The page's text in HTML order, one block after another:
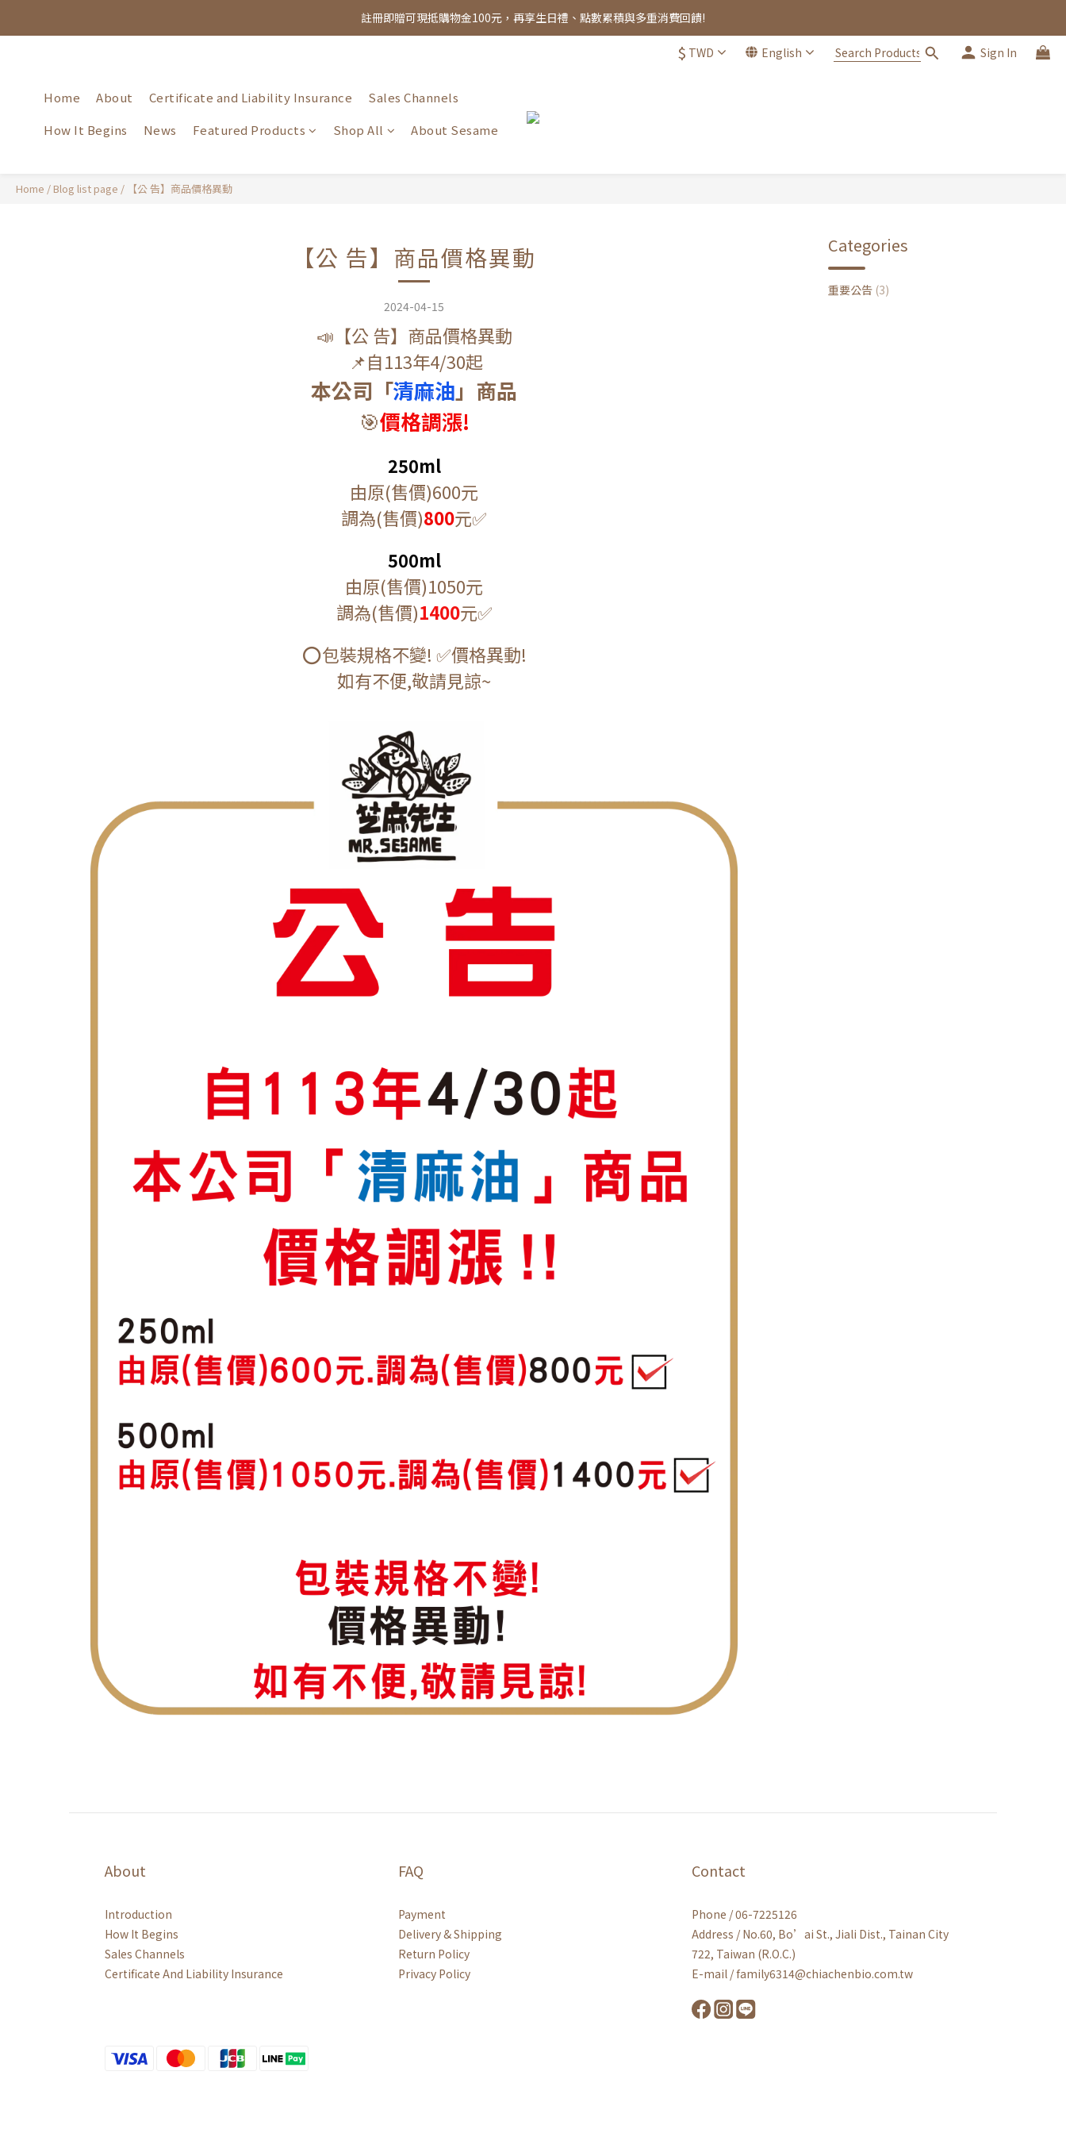
註冊即贈可現抵購物金100元，再享生日禮、點數累積與多重消費回饋!
註冊即贈可現抵購物金100元，再享生日禮、點數累積與多重消費回饋!
$ TWD English Sign In
Home About Certificate and Liability Insurance
Sales Channels
How It Begins
News Featured Products Shop All About Sesame
Home / Blog list page / 【公 告】商品價格異動
【公 告】商品價格異動
2024-04-15
📣【公 告】商品價格異動
📌自113年4/30起
本公司「清麻油」商品
🎯價格調漲!
250ml
由原(售價)600元
調為(售價)800元✅
500ml
由原(售價)1050元
調為(售價)1400元✅
⭕包裝規格不變! ✅價格異動!
如有不便,敬請見諒~
Categories
重要公告 (3)
About
Introduction
How It Begins
Sales Channels
Certificate And Liability Insurance
FAQ
Payment
Delivery & Shipping
Return Policy
Privacy Policy
Contact
Phone / 06-7225126
Address / No.60, Bo’ai St., Jiali Dist., Tainan City
722, Taiwan (R.O.C.)
E-mail / family6314@chiachenbio.com.tw